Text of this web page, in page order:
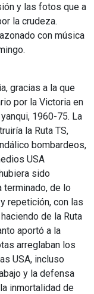
y las fotos que a
la crudeza.
con música
gracias a la que
por la Victoria en
1960-75. La
la Ruta TS,
bombardeos,
USA
sido
terminado, de lo
repetición, con las
de la Ruta
aportó a la
arreglaban los
USA, incluso
y la defensa
inmortalidad de